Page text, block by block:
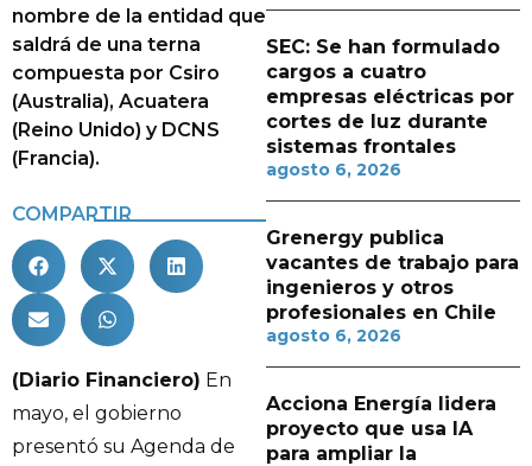
nombre de la entidad que
saldrá de una terna
compuesta por Csiro
(Australia), Acuatera
(Reino Unido) y DCNS
(Francia).
COMPARTIR
(Diario Financiero) En
mayo, el gobierno
presentó su Agenda de
SEC: Se han formulado
cargos a cuatro
empresas eléctricas por
cortes de luz durante
sistemas frontales
agosto 6, 2026
Grenergy publica
vacantes de trabajo para
ingenieros y otros
profesionales en Chile
agosto 6, 2026
Acciona Energía lidera
proyecto que usa IA
para ampliar la